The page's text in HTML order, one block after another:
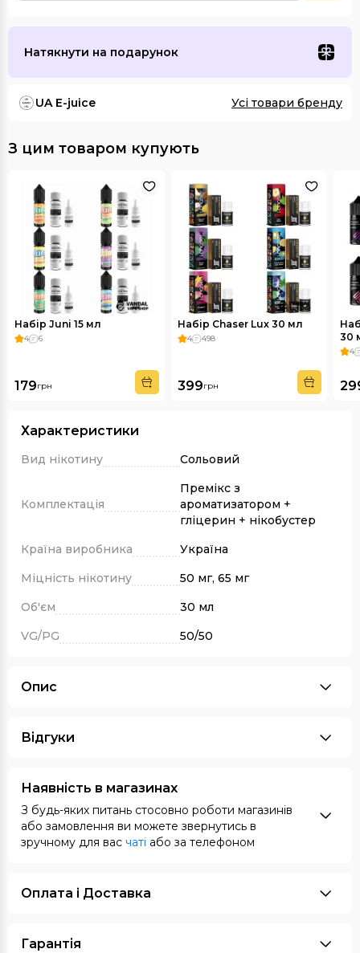
Натякнути на подарунок
UA E-juice Усі товари бренду
З цим товаром купують
Набір Juni 15 мл
4 6
179грн
Набір Chaser Lux 30 мл
4 498
399грн
30
4
Характеристики
Вид нікотину Сольовий
Комплектація
Премікс з
ароматизатором +
гліцерин + нікобустер
Країна виробника
Україна
Міцність нікотину
50 мг, 65 мг
Об'єм
30 мл
VG/PG
50/50
Опис
Відгуки
Наявність в магазинах
З будь-яких питань стосовно роботи магазинів
або замовлення ви можете звернутись в
зручному для вас чаті або за телефоном
Оплата i Доставка
Гарантія